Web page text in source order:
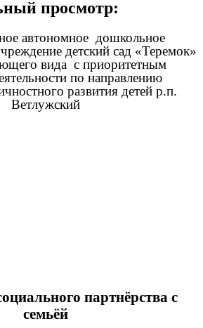
просмотр:
автономное дошкольное
детский сад «Теремок»
вида с приоритетным
по направлению
развития детей р.п.
Ветлужский
партнёрства с
семьёй